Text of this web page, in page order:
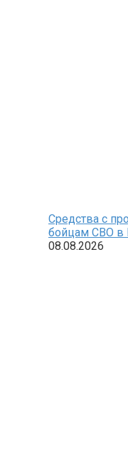
Средства с
бойцам СВО в
08.08.2026